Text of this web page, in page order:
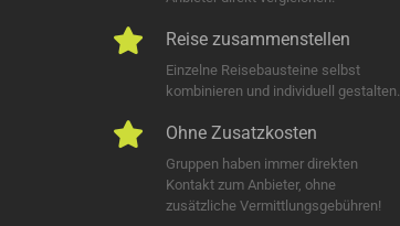
Reise zusammenstellen
Einzelne Reisebausteine selbst
kombinieren und individuell gestalten.
Ohne Zusatzkosten
Gruppen haben immer direkten
Kontakt zum Anbieter, ohne
zusätzliche Vermittlungsgebühren!